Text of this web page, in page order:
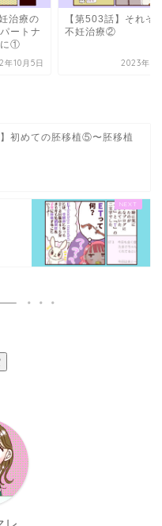
ぞれの
年10月4日
【第544話】初めて
卵手術②
2024年1
】初めての胚移植⑤〜胚移植